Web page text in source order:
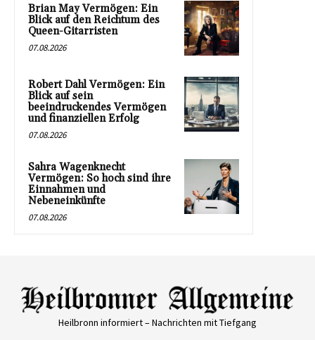
Brian May Vermögen: Ein
Blick auf den Reichtum des
Queen-Gitarristen
07.08.2026
Robert Dahl Vermögen: Ein
Blick auf sein
beeindruckendes Vermögen
und finanziellen Erfolg
07.08.2026
Sahra Wagenknecht
Vermögen: So hoch sind ihre
Einnahmen und
Nebeneinkünfte
07.08.2026
Heilbronn informiert – Nachrichten mit Tiefgang